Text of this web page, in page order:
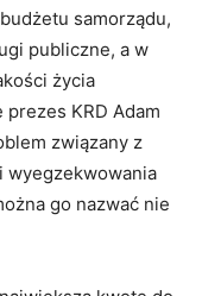
samorządu,
publiczne, a w
życia
KRD Adam
związany z
wyegzekwowania
go nazwać nie